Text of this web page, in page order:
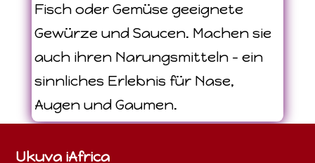
Fisch oder Gemüse geeignete
Gewürze und Saucen. Machen sie
auch ihren Narungsmitteln – ein
sinnliches Erlebnis für Nase,
Augen und Gaumen.
Ukuva iAfrica